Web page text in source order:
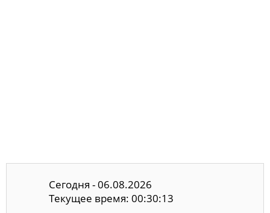
Сегодня - 06.08.2026
Текущее время: 00:30:13